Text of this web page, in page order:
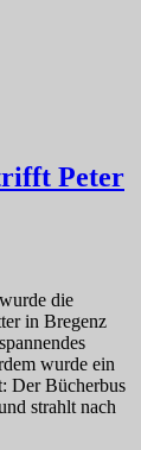
Peter
die
in Bregenz
wurde ein
Der Bücherbus
strahlt nach